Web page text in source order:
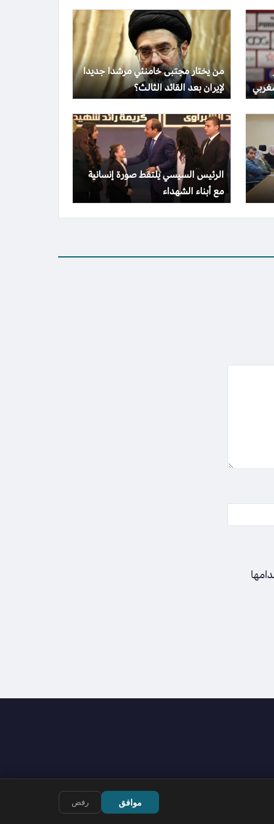
من يختار مجتبى خامنئي مرشدا جديدا
لإيران بعد القائد الثالث؟
الرئيس السيسي يلتقط صورة إنسانية
مع أبناء الشهداء
موافق رفض